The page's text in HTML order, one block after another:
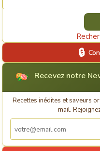
Recevez notre
Recettes inédites et saveurs
mail.